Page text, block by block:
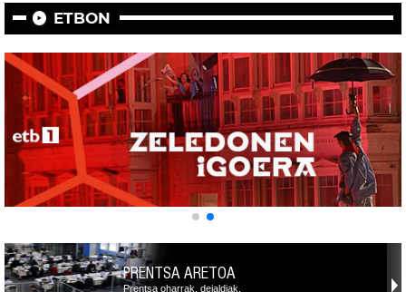
ETBON
PRENTSA ARETOA
Prentsa oharrak, deialdiak,